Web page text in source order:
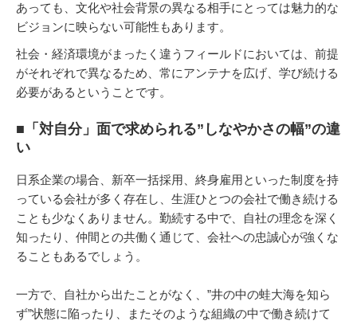
あっても、文化や社会背景の異なる相手にとっては魅力的な
ビジョンに映らない可能性もあります。
社会・経済環境がまったく違うフィールドにおいては、前提
がそれぞれで異なるため、常にアンテナを広げ、学び続ける
必要があるということです。
■「対自分」面で求められる”しなやかさの幅”の違
い
日系企業の場合、新卒一括採用、終身雇用といった制度を持
っている会社が多く存在し、生涯ひとつの会社で働き続ける
ことも少なくありません。勤続する中で、自社の理念を深く
知ったり、仲間との共働く通じて、会社への忠誠心が強くな
ることもあるでしょう。
一方で、自社から出たことがなく、”井の中の蛙大海を知ら
ず”状態に陥ったり、またそのような組織の中で働き続けて